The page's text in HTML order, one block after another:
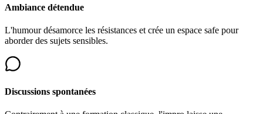
Ambiance détendue
L'humour désamorce les résistances et crée un espace safe pour
aborder des sujets sensibles.
Discussions spontanées